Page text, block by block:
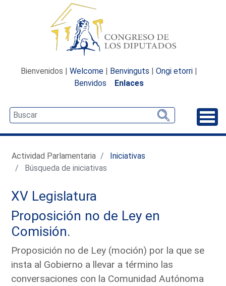
Bienvenidos | Welcome | Benvinguts | Ongi etorri |
Benvidos
Enlaces
Actividad Parlamentaria
Iniciativas
Búsqueda de iniciativas
XV Legislatura
Proposición no de Ley en
Comisión.
Proposición no de Ley (moción) por la que se
insta al Gobierno a llevar a término las
conversaciones con la Comunidad Autónoma